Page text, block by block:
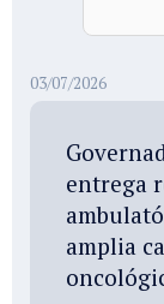
03/07/2026
entrega
amplia